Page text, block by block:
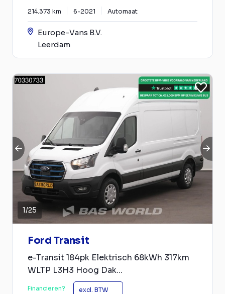
214.373 km 6-2021 Automaat
Europe-Vans B.V.
Leerdam
1/25
Ford Transit
e-Transit 184pk Elektrisch 68kWh 317km
WLTP L3H3 Hoog Dak...
Financieren? excl. BTW